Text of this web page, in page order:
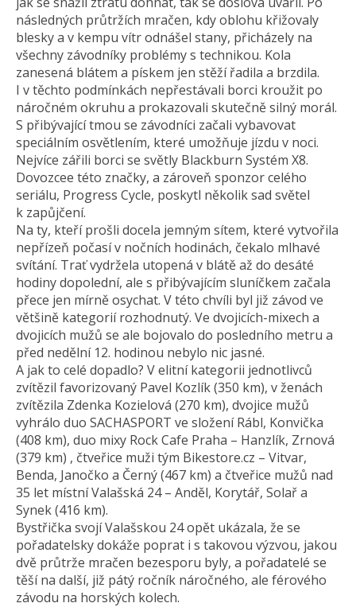
následných průtržích mračen, kdy oblohu křižovaly
blesky a v kempu vítr odnášel stany, přicházely na
všechny závodníky problémy s technikou. Kola
zanesená blátem a pískem jen stěží řadila a brzdila.
I v těchto podmínkách nepřestávali borci kroužit po
náročném okruhu a prokazovali skutečně silný morál.
S přibývající tmou se závodníci začali vybavovat
speciálním osvětlením, které umožňuje jízdu v noci.
Nejvíce zářili borci se světly Blackburn Systém X8.
Dovozcee této značky, a zároveň sponzor celého
seriálu, Progress Cycle, poskytl několik sad světel
k zapůjčení.
Na ty, kteří prošli docela jemným sítem, které vytvořila
nepřízeň počasí v nočních hodinách, čekalo mlhavé
svítání. Trať vydržela utopená v blátě až do desáté
hodiny dopolední, ale s přibývajícím sluníčkem začala
přece jen mírně osychat. V této chvíli byl již závod ve
většině kategorií rozhodnutý. Ve dvojicích-mixech a
dvojicích mužů se ale bojovalo do posledního metru a
před nedělní 12. hodinou nebylo nic jasné.
A jak to celé dopadlo? V elitní kategorii jednotlivců
zvítězil favorizovaný Pavel Kozlík (350 km), v ženách
zvítězila Zdenka Kozielová (270 km), dvojice mužů
vyhrálo duo SACHASPORT ve složení Rábl, Konvička
(408 km), duo mixy Rock Cafe Praha – Hanzlík, Zrnová
(379 km) , čtveřice muži tým Bikestore.cz – Vitvar,
Benda, Janočko a Černý (467 km) a čtveřice mužů nad
35 let místní Valašská 24 – Anděl, Korytář, Solař a
Synek (416 km).
Bystřička svojí Valašskou 24 opět ukázala, že se
pořadatelsky dokáže poprat i s takovou výzvou, jakou
dvě průtrže mračen bezesporu byly, a pořadatelé se
těší na další, již pátý ročník náročného, ale férového
závodu na horských kolech.